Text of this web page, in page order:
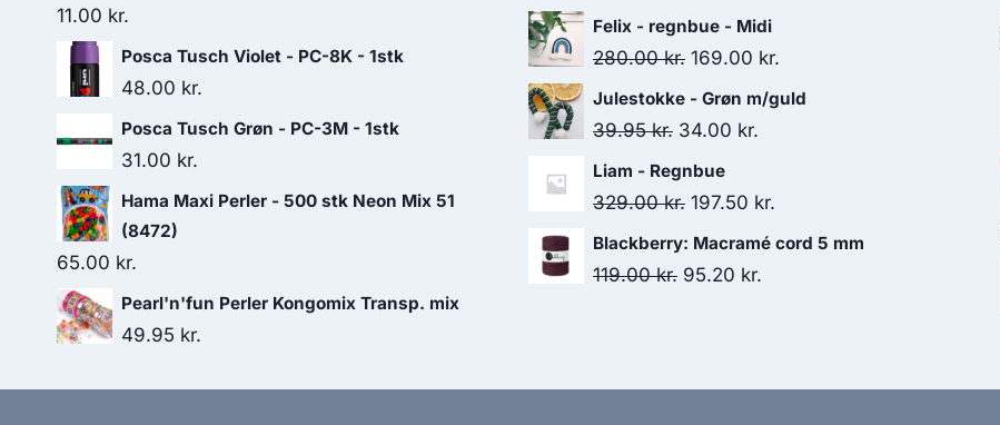
11.00 kr.
Posca Tusch Violet - PC-8K - 1stk
48.00 kr.
Posca Tusch Grøn - PC-3M - 1stk
31.00 kr.
Hama Maxi Perler - 500 stk Neon Mix 51
(8472)
65.00 kr.
Pearl'n'fun Perler Kongomix Transp. mix
49.95 kr.
Felix - regnbue - Midi
280.00kr. 169.00 kr.
Julestokke - Grøn m/guld
39.95kr. 34.00 kr.
Liam - Regnbue
329.00kr. 197.50 kr.
Blackberry: Macramé cord 5 mm
119.00kr. 95.20 kr.